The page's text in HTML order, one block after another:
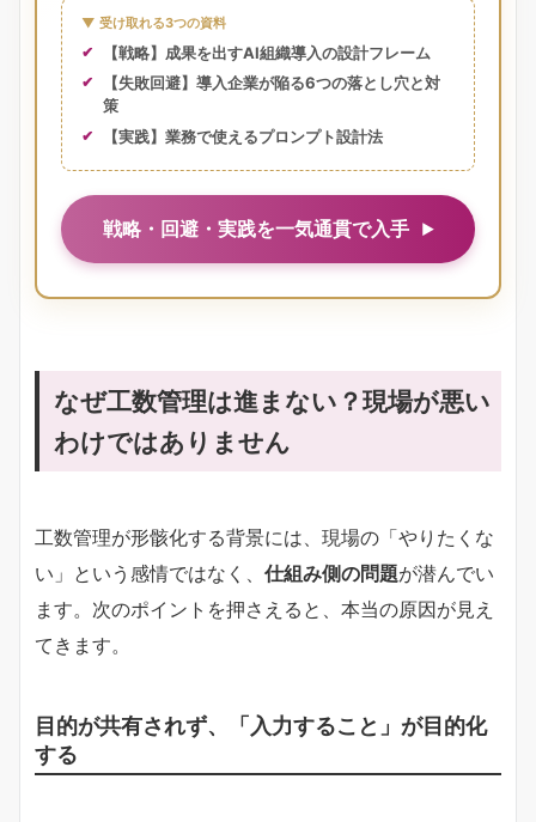
▼ 受け取れる3つの資料
【戦略】成果を出すAI組織導入の設計フレーム
【失敗回避】導入企業が陥る6つの落とし穴と対
策
【実践】業務で使えるプロンプト設計法
戦略・回避・実践を一気通貫で入手
なぜ工数管理は進まない？現場が悪い
わけではありません
工数管理が形骸化する背景には、現場の「やりたくな
い」という感情ではなく、 仕組み側の問題が潜んでい
ます。次のポイントを押さえると、本当の原因が見え
てきます。
目的が共有されず、「入力すること」が目的化
する